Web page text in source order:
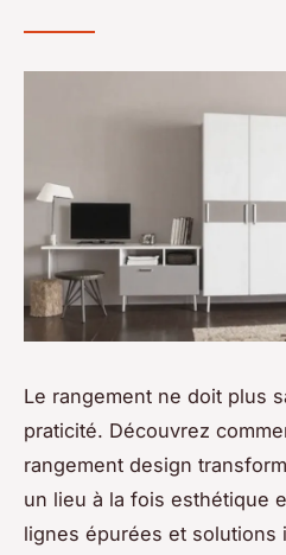
Le rangement ne doit plus
praticité. Découvrez
rangement design
un lieu à la fois esthétique
lignes épurées et solutions